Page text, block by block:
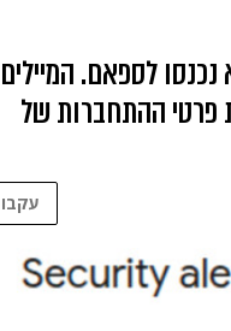
לספאם. המיילים
פרטי ההתחברות של
עקבו